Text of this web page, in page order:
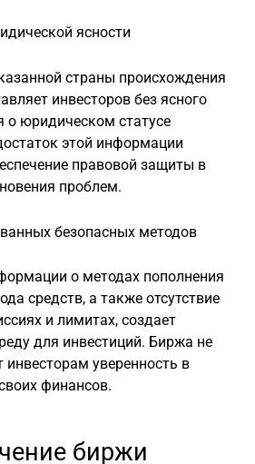
ясности
страны происхождения
инвесторов без ясного
о юридическом статусе
этой информации
правовой защиты в
проблем.
безопасных методов
о методах пополнения
средств, а также отсутствие
и лимитах, создает
для инвестиций. Биржа не
инвесторам уверенность в
финансов.
биржи